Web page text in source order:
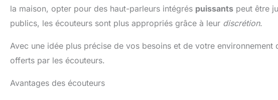
la maison, opter pour des haut-parleurs intégrés puissants peut être
publics, les écouteurs sont plus appropriés grâce à leur discrétion.
Avec une idée plus précise de vos besoins et de votre environnement
offerts par les écouteurs.
Avantages des écouteurs